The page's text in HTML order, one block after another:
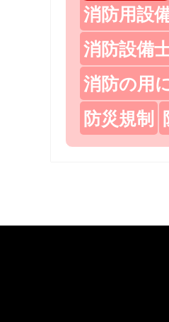
消防用設
消防設備
消防の用
防災規制